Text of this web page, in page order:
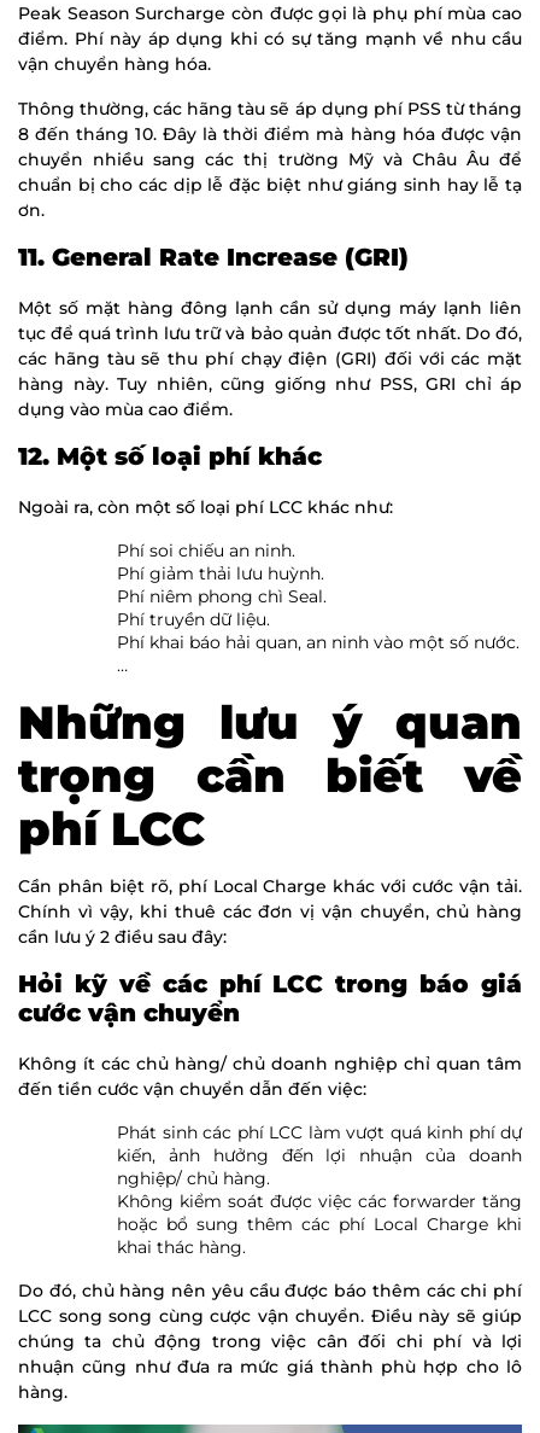
Peak Season Surcharge còn được gọi là phụ phí mùa cao
điểm. Phí này áp dụng khi có sự tăng mạnh về nhu cầu
vận chuyển hàng hóa.
Thông thường, các hãng tàu sẽ áp dụng phí PSS từ tháng
8 đến tháng 10. Đây là thời điểm mà hàng hóa được vận
chuyển nhiều sang các thị trường Mỹ và Châu Âu để
chuẩn bị cho các dịp lễ đặc biệt như giáng sinh hay lễ tạ
ơn.
11. General Rate Increase (GRI)
Một số mặt hàng đông lạnh cần sử dụng máy lạnh liên
tục để quá trình lưu trữ và bảo quản được tốt nhất. Do đó,
các hãng tàu sẽ thu phí chạy điện (GRI) đối với các mặt
hàng này. Tuy nhiên, cũng giống như PSS, GRI chỉ áp
dụng vào mùa cao điểm.
12. Một số loại phí khác
Ngoài ra, còn một số loại phí LCC khác như:
Phí soi chiếu an ninh.
Phí giảm thải lưu huỳnh.
Phí niêm phong chì Seal.
Phí truyền dữ liệu.
Phí khai báo hải quan, an ninh vào một số nước.
…
Những lưu ý quan
trọng cần biết về
phí LCC
Cần phân biệt rõ, phí Local Charge khác với cước vận tải.
Chính vì vậy, khi thuê các đơn vị vận chuyển, chủ hàng
cần lưu ý 2 điều sau đây:
Hỏi kỹ về các phí LCC trong báo giá
cước vận chuyển
Không ít các chủ hàng/ chủ doanh nghiệp chỉ quan tâm
đến tiền cước vận chuyển dẫn đến việc:
Phát sinh các phí LCC làm vượt quá kinh phí dự
kiến, ảnh hưởng đến lợi nhuận của doanh
nghiệp/ chủ hàng.
Không kiểm soát được việc các forwarder tăng
hoặc bổ sung thêm các phí Local Charge khi
khai thác hàng.
Do đó, chủ hàng nên yêu cầu được báo thêm các chi phí
LCC song song cùng cược vận chuyển. Điều này sẽ giúp
chúng ta chủ động trong việc cân đối chi phí và lợi
nhuận cũng như đưa ra mức giá thành phù hợp cho lô
hàng.